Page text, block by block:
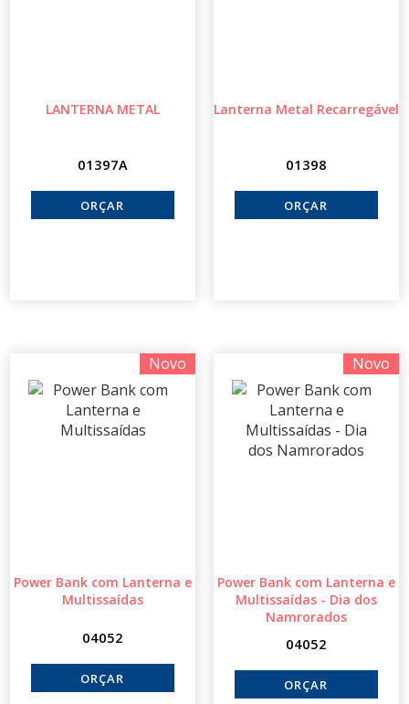
LANTERNA METAL
01397A
Lanterna Metal Recarregável
01398
Novo
Power Bank com Lanterna e
Multissaídas
04052
Novo
Power Bank com Lanterna e
Multissaídas - Dia dos
Namrorados
04052